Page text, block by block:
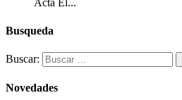
Acta El...
Busqueda
Buscar:
Novedades